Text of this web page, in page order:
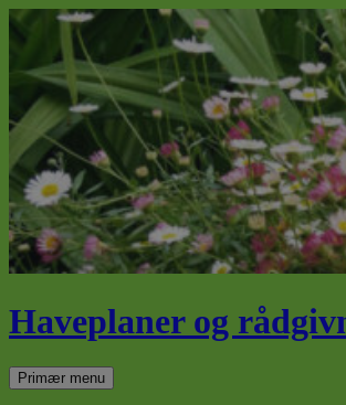
Haveplaner og
SøgPrimær menu
til